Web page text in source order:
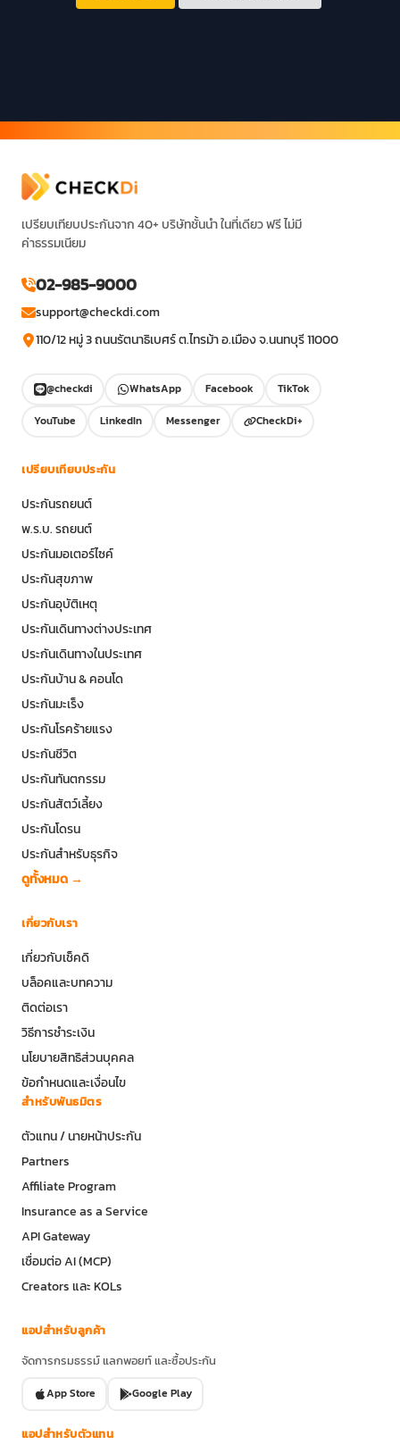
เปรียบเทียบประกันจาก 40+ บริษัทชั้นนำ ในที่เดียว ฟรี ไม่มี
ค่าธรรมเนียม
02-985-9000
support@checkdi.com
110/12 หมู่ 3 ถนนรัตนาธิเบศร์ ต.ไทรม้า อ.เมือง จ.นนทบุรี 11000
@checkdi WhatsApp Facebook
TikTok
YouTube
LinkedIn Messenger CheckDi+
เปรียบเทียบประกัน
ประกันรถยนต์
พ.ร.บ. รถยนต์
ประกันมอเตอร์ไซค์
ประกันสุขภาพ
ประกันอุบัติเหตุ
ประกันเดินทางต่างประเทศ
ประกันเดินทางในประเทศ
ประกันบ้าน & คอนโด
ประกันมะเร็ง
ประกันโรคร้ายแรง
ประกันชีวิต
ประกันทันตกรรม
ประกันสัตว์เลี้ยง
ประกันโดรน
ประกันสำหรับธุรกิจ
ดูทั้งหมด →
เกี่ยวกับเรา
เกี่ยวกับเช็คดิ
บล็อคและบทความ
ติดต่อเรา
วิธีการชำระเงิน
นโยบายสิทธิส่วนบุคคล
ข้อกำหนดและเงื่อนไข
สำหรับพันธมิตร
ตัวแทน / นายหน้าประกัน
Partners
Affiliate Program
Insurance as a Service
API Gateway
เชื่อมต่อ AI (MCP)
Creators และ KOLs
แอปสำหรับลูกค้า
จัดการกรมธรรม์ แลกพอยท์ และซื้อประกัน
App Store Google Play
แอปสำหรับตัวแทน